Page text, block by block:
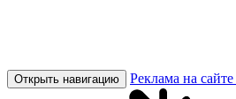
Открыть навигацию Реклама на сайте